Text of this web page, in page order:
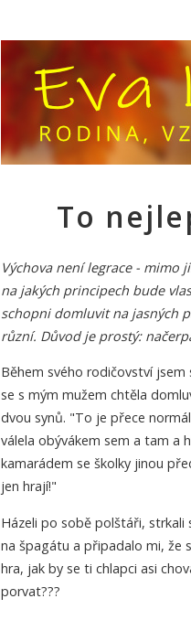
To
Výchova není legrace - mimo
na jakých principech bude
schopni domluvit na jasných
různí. Důvod je prostý:
Během svého rodičovství
se s mým mužem chtěla
dvou synů. "To je přece
válela obývákem sem a tam a
kamarádem se školky jinou
jen hrají!"
Házeli po sobě polštáři, strkali
na špagátu a připadalo mi, že
hra, jak by se ti chlapci asi
porvat???